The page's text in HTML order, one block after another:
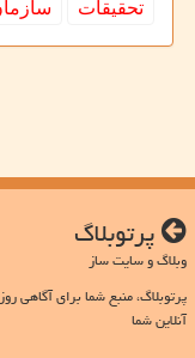
تحقیقات
پرتوبلاگ
وبلاگ و سایت ساز
پرتوبلاگ، منبع شما برای آگاهی
آنلاین شما